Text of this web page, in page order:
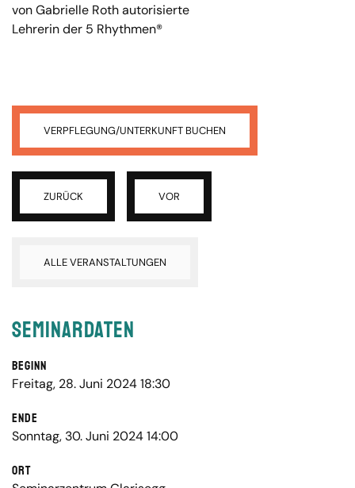
von Gabrielle Roth autorisierte
Lehrerin der 5 Rhythmen®
VERPFLEGUNG/UNTERKUNFT BUCHEN
ZURÜCK VOR
ALLE VERANSTALTUNGEN
Seminardaten
Beginn
Freitag, 28. Juni 2024 18:30
Ende
Sonntag, 30. Juni 2024 14:00
Ort